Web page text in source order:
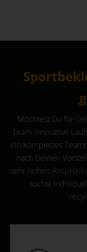
Möchtest Du für
Team innovative
ein komplettes
nach Deinen
sehr hohen
suchst